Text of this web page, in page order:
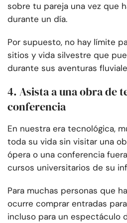
sobre tu pareja una vez que
durante un día.
Por supuesto, no hay límite
sitios y vida silvestre que
durante sus aventuras
4. Asista a una obra de
conferencia
En nuestra era tecnológica,
toda su vida sin visitar una
ópera o una conferencia
cursos universitarios de su
Para muchas personas que
ocurre comprar entradas
incluso para un espectáculo